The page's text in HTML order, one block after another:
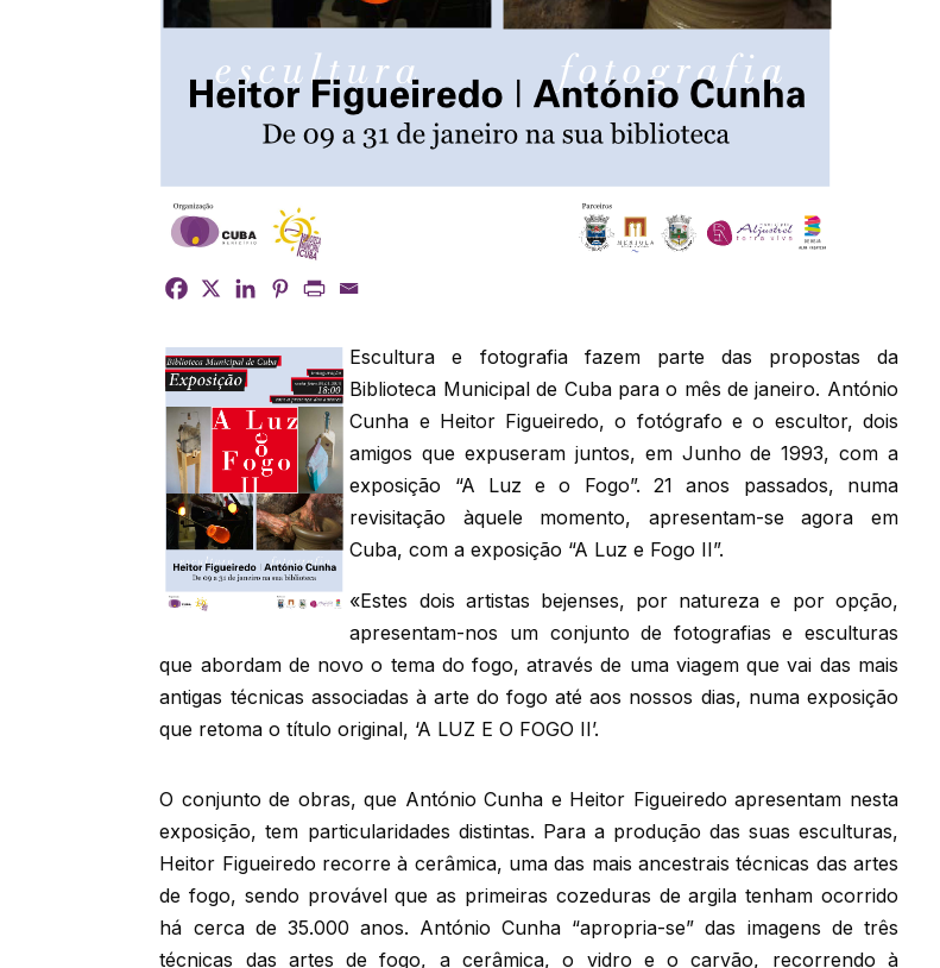
Escultura e fotografia fazem parte das propostas da
Biblioteca Municipal de Cuba para o mês de janeiro. António
Cunha e Heitor Figueiredo, o fotógrafo e o escultor, dois
amigos que expuseram juntos, em Junho de 1993, com a
exposição “A Luz e o Fogo”. 21 anos passados, numa
revisitação àquele momento, apresentam-se agora em
Cuba, com a exposição “A Luz e Fogo II”.
«Estes dois artistas bejenses, por natureza e por opção,
apresentam-nos um conjunto de fotografias e esculturas
que abordam de novo o tema do fogo, através de uma viagem que vai das mais
antigas técnicas associadas à arte do fogo até aos nossos dias, numa exposição
que retoma o título original, ‘A LUZ E O FOGO II’.
O conjunto de obras, que António Cunha e Heitor Figueiredo apresentam nesta
exposição, tem particularidades distintas. Para a produção das suas esculturas,
Heitor Figueiredo recorre à cerâmica, uma das mais ancestrais técnicas das artes
de fogo, sendo provável que as primeiras cozeduras de argila tenham ocorrido
há cerca de 35.000 anos. António Cunha “apropria-se” das imagens de três
técnicas das artes de fogo, a cerâmica, o vidro e o carvão, recorrendo à